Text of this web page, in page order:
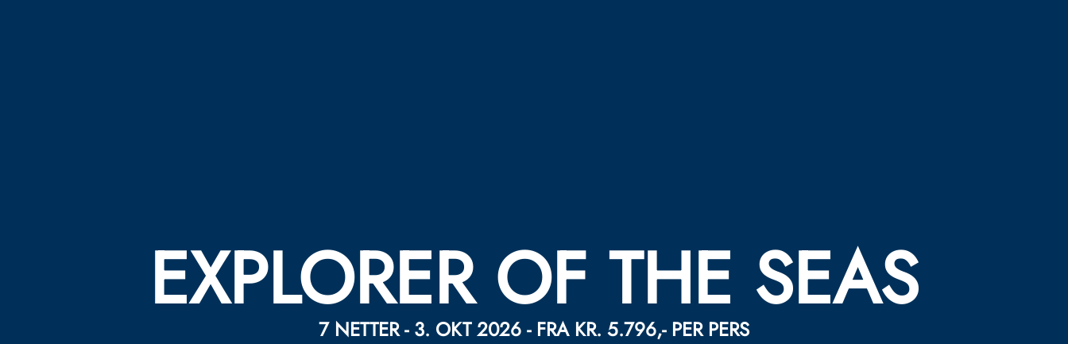
EXPLORER OF THE SEAS
7 NETTER - 3. OKT 2026 - FRA KR. 5.796,- PER PERS